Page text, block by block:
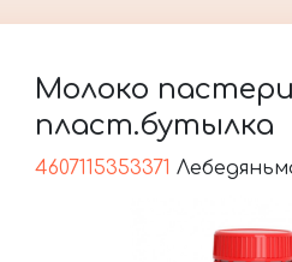
Молоко
пласт.бутылка
4607115353371